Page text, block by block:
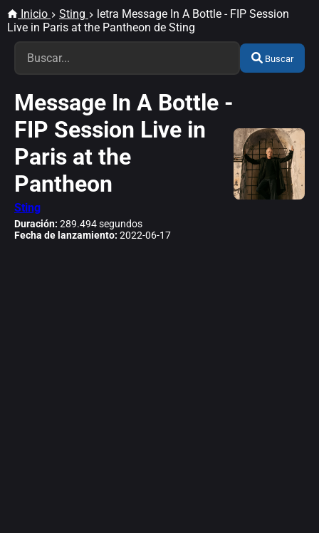
Inicio Sting
letra Message In A Bottle - FIP Session
Live in Paris at the Pantheon de Sting
Buscar
Message In A Bottle -
FIP Session Live in
Paris at the
Pantheon
Sting
Duración: 289.494 segundos
Fecha de lanzamiento: 2022-06-17